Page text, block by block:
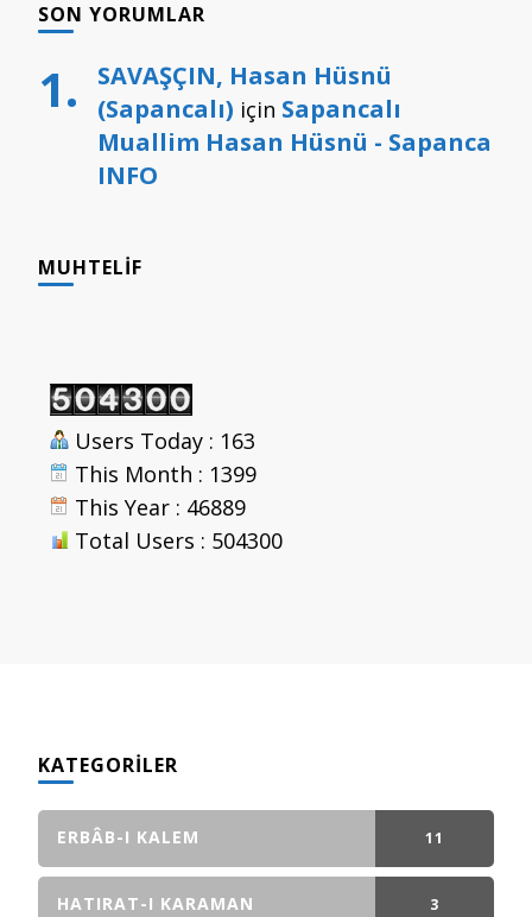
SON YORUMLAR
SAVAŞÇIN, Hasan Hüsnü
(Sapancalı) için Sapancalı
Muallim Hasan Hüsnü - Sapanca
INFO
MUHTELIF
Users Today : 163
This Month : 1399
This Year : 46889
Total Users : 504300
KATEGORILER
ERBÂB-I KALEM 11
GÖNDERI(LER)
HATIRAT-I KARAMAN 3